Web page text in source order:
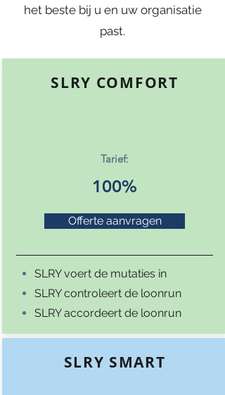
SLRY COMFORT
Tarief:
100%
Offerte aanvragen
SLRY voert de mutaties in
SLRY controleert de loonrun
SLRY accordeert de loonrun
SLRY SMART
het beste bij u en uw organisatie
past.